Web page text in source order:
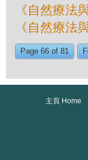
《自然療法
《自然療法
Page 66 of 81
主頁 Home